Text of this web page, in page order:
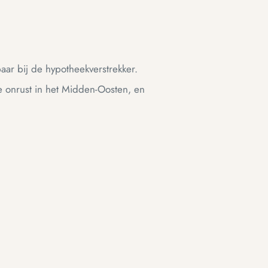
bij de hypotheekverstrekker.
in het Midden-Oosten, en